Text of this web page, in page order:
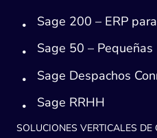
Sage 200 – ERP
Sage 50 – Pequeñas
Sage Despachos
Sage RRHH
SOLUCIONES VERTICALES DE